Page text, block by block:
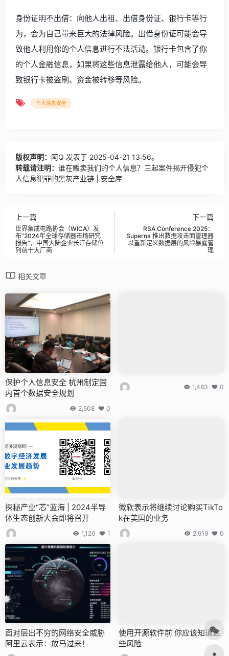
身份证明不出借：向他人出租、出借身份证、银行卡等行
为，会为自己带来巨大的法律风险。出借身份证可能会导
致他人利用你的个人信息进行不法活动。银行卡包含了你
的个人金融信息，如果将这些信息泄露给他人，可能会导
致银行卡被盗刷、资金被转移等风险。
个人信息安全
版权声明： 阿Q 发表于 2025-04-21 13:56。
转载请注明： 谁在贩卖我们的个人信息？三起案件揭开侵犯个
人信息犯罪的黑灰产业链 | 安全库
上一篇
世界集成电路协会（WICA）发
布“2024年全球存储器市场研究
报告”，中国大陆企业长江存储位
列前十大厂商
下一篇
RSA Conference 2025：
Superna 推出数据攻击面管理器
以重新定义数据层的风险暴露管
理
相关文章
保护个人信息安全 杭州制定国
内首个数据安全规划
2,508 0
1,483 0
探秘产业“芯”蓝海 | 2024半导
体生态创新大会即将召开
1,120 1
微软表示将继续讨论购买TikTo
k在美国的业务
2,919 0
面对层出不穷的网络安全威胁
阿里云表示：放马过来！
使用开源软件前 你应该知道这
些风险